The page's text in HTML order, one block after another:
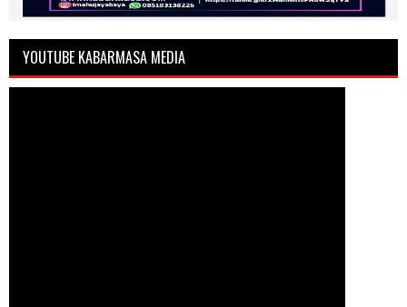
YOUTUBE KABARMASA MEDIA